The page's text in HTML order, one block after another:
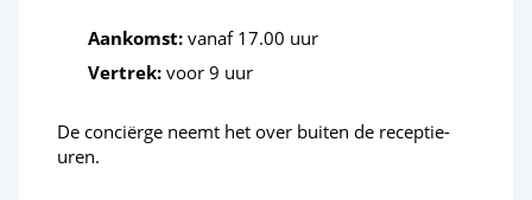
Paintbal
Zweefvliegtuig
Aankomst: vanaf 17.00 uur
Vertrek: voor 9 uur
De conciërge neemt het over buiten de receptie-
uren.